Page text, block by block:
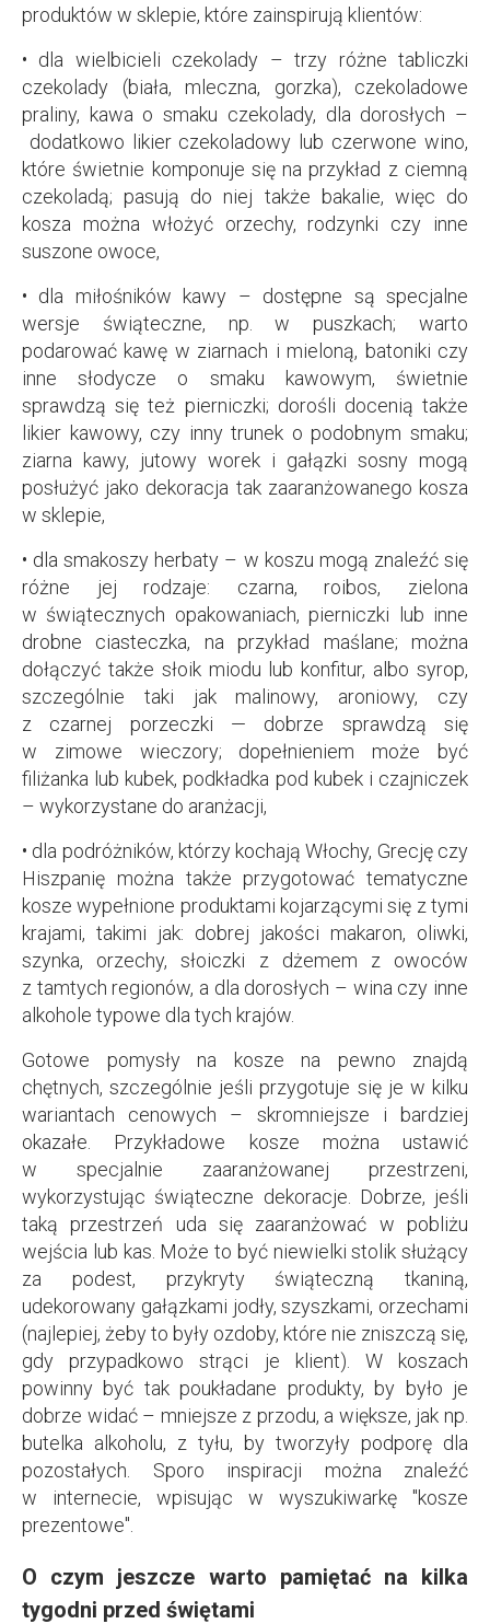
produktów w sklepie, które zainspirują klientów:
• dla wielbicieli czekolady – trzy różne tabliczki
czekolady (biała, mleczna, gorzka), czekoladowe
praliny, kawa o smaku czekolady, dla dorosłych –
dodatkowo likier czekoladowy lub czerwone wino,
które świetnie komponuje się na przykład z ciemną
czekoladą; pasują do niej także bakalie, więc do
kosza można włożyć orzechy, rodzynki czy inne
suszone owoce,
• dla miłośników kawy – dostępne są specjalne
wersje świąteczne, np. w puszkach; warto
podarować kawę w ziarnach i mieloną, batoniki czy
inne słodycze o smaku kawowym, świetnie
sprawdzą się też pierniczki; dorośli docenią także
likier kawowy, czy inny trunek o podobnym smaku;
ziarna kawy, jutowy worek i gałązki sosny mogą
posłużyć jako dekoracja tak zaaranżowanego kosza
w sklepie,
• dla smakoszy herbaty – w koszu mogą znaleźć się
różne jej rodzaje: czarna, roibos, zielona
w świątecznych opakowaniach, pierniczki lub inne
drobne ciasteczka, na przykład maślane; można
dołączyć także słoik miodu lub konfitur, albo syrop,
szczególnie taki jak malinowy, aroniowy, czy
z czarnej porzeczki — dobrze sprawdzą się
w zimowe wieczory; dopełnieniem może być
filiżanka lub kubek, podkładka pod kubek i czajniczek
– wykorzystane do aranżacji,
• dla podróżników, którzy kochają Włochy, Grecję czy
Hiszpanię można także przygotować tematyczne
kosze wypełnione produktami kojarzącymi się z tymi
krajami, takimi jak: dobrej jakości makaron, oliwki,
szynka, orzechy, słoiczki z dżemem z owoców
z tamtych regionów, a dla dorosłych – wina czy inne
alkohole typowe dla tych krajów.
Gotowe pomysły na kosze na pewno znajdą
chętnych, szczególnie jeśli przygotuje się je w kilku
wariantach cenowych – skromniejsze i bardziej
okazałe. Przykładowe kosze można ustawić
w specjalnie zaaranżowanej przestrzeni,
wykorzystując świąteczne dekoracje. Dobrze, jeśli
taką przestrzeń uda się zaaranżować w pobliżu
wejścia lub kas. Może to być niewielki stolik służący
za podest, przykryty świąteczną tkaniną,
udekorowany gałązkami jodły, szyszkami, orzechami
(najlepiej, żeby to były ozdoby, które nie zniszczą się,
gdy przypadkowo strąci je klient). W koszach
powinny być tak poukładane produkty, by było je
dobrze widać – mniejsze z przodu, a większe, jak np.
butelka alkoholu, z tyłu, by tworzyły podporę dla
pozostałych. Sporo inspiracji można znaleźć
w internecie, wpisując w wyszukiwarkę "kosze
prezentowe".
O czym jeszcze warto pamiętać na kilka
tygodni przed świętami